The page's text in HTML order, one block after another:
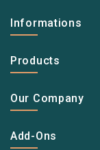
Informations
Products
Our Company
Add-Ons